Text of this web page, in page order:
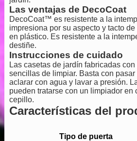
Las ventajas de DecoCoat
DecoCoat™ es resistente a la
impresiona por su aspecto y tacto
en plástico. Es resistente a la
destiñe.
Instrucciones de cuidado
Las casetas de jardín fabricadas
sencillas de limpiar. Basta con
aclarar con agua y lavar a presión.
pueden tratarse con un limpiador en
cepillo.
Características del
Tipo de puerta